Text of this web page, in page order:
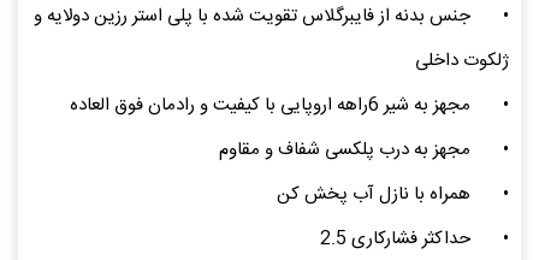
•
جنس بدنه از فایبرگلاس تقویت شده با پلی استر رزین دولایه و
ژلکوت داخلی
•
مجهز به شیر 6راهه اروپایی با کیفیت و رادمان فوق العاده
•
مجهز به درب پلکسی شفاف و مقاوم
•
همراه با نازل آب پخش کن
•
حداکثر فشارکاری 2.5